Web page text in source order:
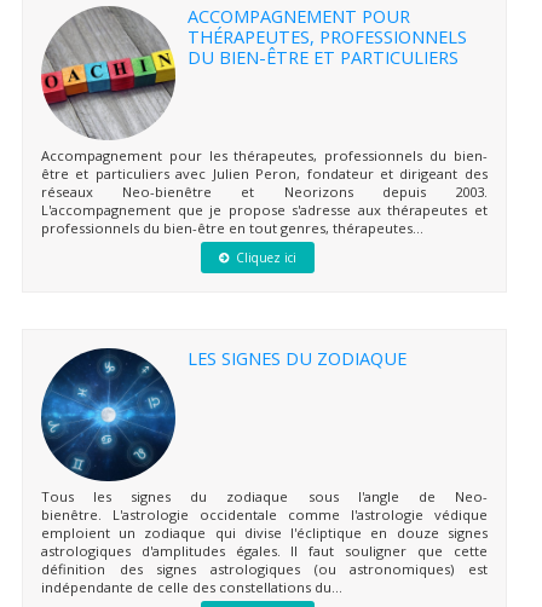
ACCOMPAGNEMENT POUR
THÉRAPEUTES, PROFESSIONNELS
DU BIEN-ÊTRE ET PARTICULIERS
Accompagnement pour les thérapeutes, professionnels du bien-
être et particuliers avec Julien Peron, fondateur et dirigeant des
réseaux Neo-bienêtre et Neorizons depuis 2003.
L'accompagnement que je propose s'adresse aux thérapeutes et
professionnels du bien-être en tout genres, thérapeutes...
Cliquez ici
LES SIGNES DU ZODIAQUE
Tous les signes du zodiaque sous l'angle de Neo-
bienêtre. L'astrologie occidentale comme l'astrologie védique
emploient un zodiaque qui divise l'écliptique en douze signes
astrologiques d'amplitudes égales. Il faut souligner que cette
définition des signes astrologiques (ou astronomiques) est
indépendante de celle des constellations du...